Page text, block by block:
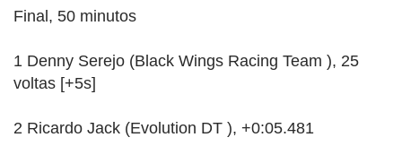
Final, 50 minutos
1 Denny Serejo (Black Wings Racing Team ), 25
voltas [+5s]
2 Ricardo Jack (Evolution DT ), +0:05.481